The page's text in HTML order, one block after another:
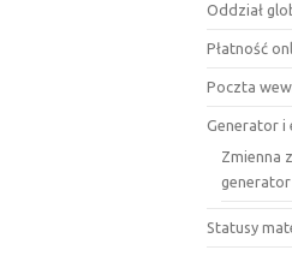
Oddział
Płatność
Poczta
Generator i
Zmienna
Statusy